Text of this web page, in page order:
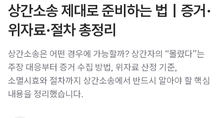
상간소송 제대로 준비하는 법｜증거·
위자료·절차 총정리
상간소송은 어떤 경우에 가능할까? 상간자의 “몰랐다”는
주장 대응부터 증거 수집 방법, 위자료 산정 기준,
소멸시효와 절차까지 상간소송에서 반드시 알아야 할 핵심
내용을 정리했습니다.